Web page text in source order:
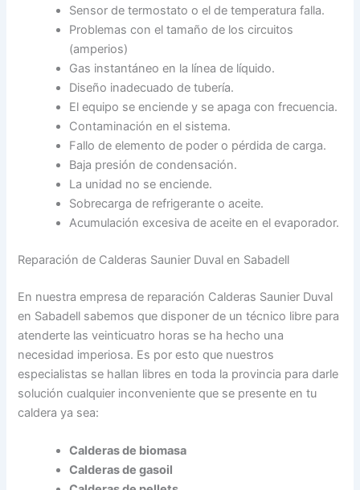
Sensor de termostato o el de temperatura falla.
Problemas con el tamaño de los circuitos
(amperios)
Gas instantáneo en la línea de líquido.
Diseño inadecuado de tubería.
El equipo se enciende y se apaga con frecuencia.
Contaminación en el sistema.
Fallo de elemento de poder o pérdida de carga.
Baja presión de condensación.
La unidad no se enciende.
Sobrecarga de refrigerante o aceite.
Acumulación excesiva de aceite en el evaporador.
Reparación de Calderas Saunier Duval en Sabadell
En nuestra empresa de reparación Calderas Saunier Duval
en Sabadell sabemos que disponer de un técnico libre para
atenderte las veinticuatro horas se ha hecho una
necesidad imperiosa. Es por esto que nuestros
especialistas se hallan libres en toda la provincia para darle
solución cualquier inconveniente que se presente en tu
caldera ya sea:
Calderas de biomasa
Calderas de gasoil